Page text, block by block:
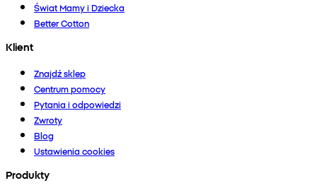
Świat Mamy i Dziecka
Better Cotton
Klient
Znajdź sklep
Centrum pomocy
Pytania i odpowiedzi
Zwroty
Blog
Ustawienia cookies
Produkty